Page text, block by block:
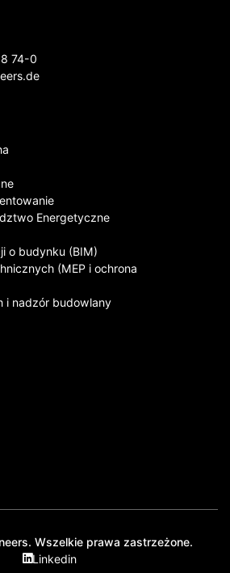
74-0
de
Energetyczne
o budynku (BIM)
(MEP i ochrona
i nadzór budowlany
Wszelkie prawa zastrzeżone.
Linkedin